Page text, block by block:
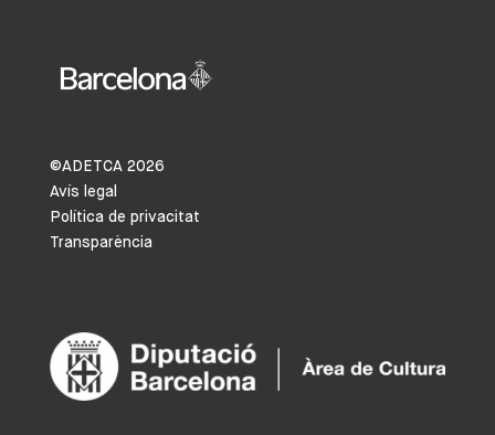
©ADETCA 2026
Avís legal
Política de privacitat
Transparència